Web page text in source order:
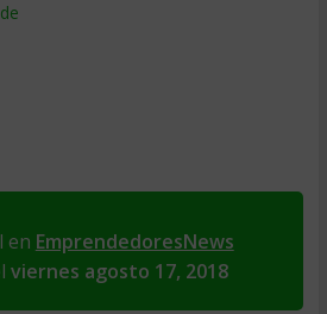
en EmprendedoresNews
viernes agosto 17, 2018